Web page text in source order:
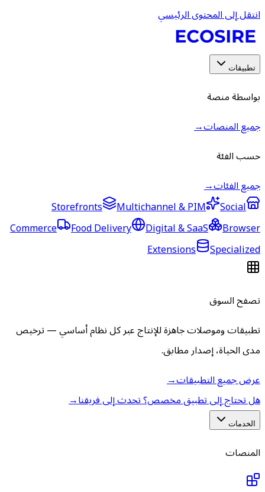
انتقل إلى المحتوى الرئيسي
تطبيقات
بواسطة منصة
جميع المنصات→
حسب الفئة
جميع الفئات→
Storefronts
Multichannel & PIM
Social
Commerce
Food Delivery Digital & SaaS
Browser
Extensions
Specialized
تصفح السوق
تطبيقات وموصلات جاهزة للإنتاج عبر كل نظام أساسي — ترخيص
مدى الحياة، إصدار مطابق.
عرض جميع التطبيقات→
هل تحتاج إلى تطبيق مخصص؟ تحدث إلى فريقنا→
الخدمات
المنصات